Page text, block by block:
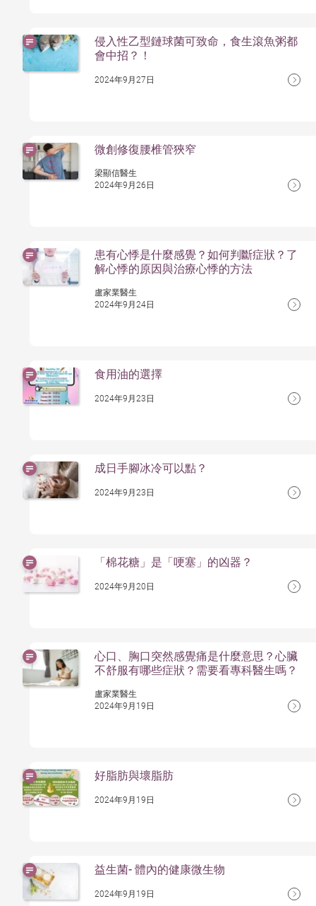
侵入性乙型鏈球菌可致命，食生滾魚粥都
會中招？！
2024年9月27日
微創修復腰椎管狹窄
梁顯信醫生
2024年9月26日
患有心悸是什麼感覺？如何判斷症狀？了
解心悸的原因與治療心悸的方法
盧家業醫生
2024年9月24日
食用油的選擇
2024年9月23日
成⽇⼿腳冰冷可以點？
2024年9月23日
「棉花糖」是「哽塞」的凶器？
2024年9月20日
心口、胸口突然感覺痛是什麼意思？心臟
不舒服有哪些症狀？需要看專科醫生嗎？
盧家業醫生
2024年9月19日
好脂肪與壞脂肪
2024年9月19日
益生菌- 體內的健康微生物
2024年9月19日